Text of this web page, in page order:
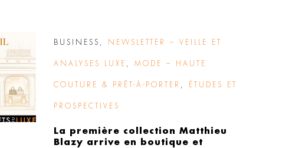
BUSINESS NEWSLETTER – VEILLE ET
ANALYSES LUXE MODE – HAUTE
COUTURE & PRÊT-À-PORTER ÉTUDES ET
PROSPECTIVES
La première collection Matthieu
Blazy arrive en boutique et